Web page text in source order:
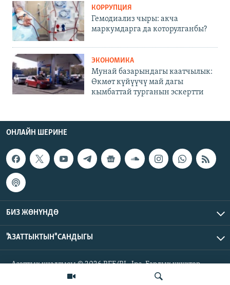
КОРРУПЦИЯ
Гемодиализ чыры: акча
маркумдарга да которулганбы?
ЭКОНОМИКА
Мунай базарындагы каатчылык:
Өкмөт күйүүчү май дагы
кымбаттай турганын эскертти
ОНЛАЙН ШЕРИНЕ
БИЗ ЖӨНҮНДӨ
"АЗАТТЫКТЫН" САНДЫГЫ
Азаттык үналгысы © 2026 RFE/RL, Inc. Бардык укуктар